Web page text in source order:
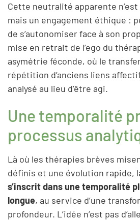
Cette neutralité apparente
mais un engagement éthique :
de s’autonomiser face à son
mise en retrait de l’ego du
asymétrie féconde, où le
répétition d’anciens liens
analysé au lieu d’être agi.
Une temporalité
processus
Là où les thérapies brèves
définis et une évolution rapide,
s’inscrit dans une temporalité
longue, au service d’une
profondeur. L’idée n’est pas